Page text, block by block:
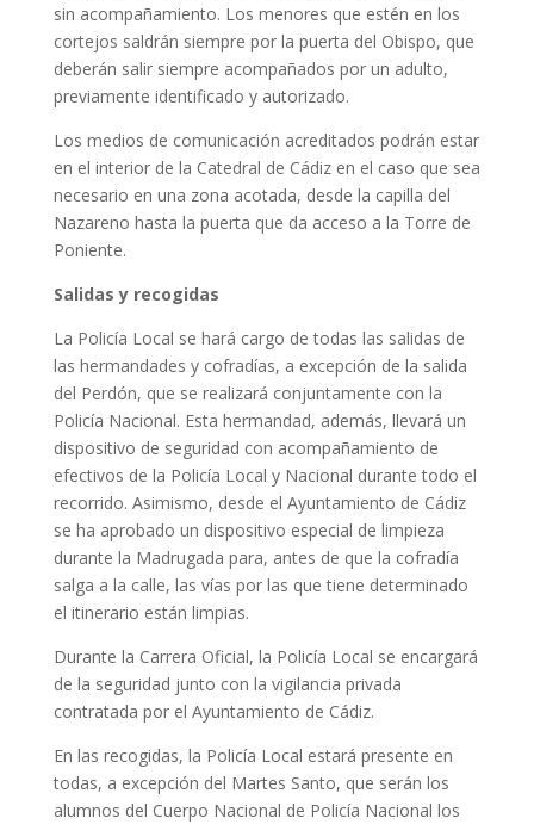
sin acompañamiento. Los menores que estén en los
cortejos saldrán siempre por la puerta del Obispo, que
deberán salir siempre acompañados por un adulto,
previamente identificado y autorizado.
Los medios de comunicación acreditados podrán estar
en el interior de la Catedral de Cádiz en el caso que sea
necesario en una zona acotada, desde la capilla del
Nazareno hasta la puerta que da acceso a la Torre de
Poniente.
Salidas y recogidas
La Policía Local se hará cargo de todas las salidas de
las hermandades y cofradías, a excepción de la salida
del Perdón, que se realizará conjuntamente con la
Policía Nacional. Esta hermandad, además, llevará un
dispositivo de seguridad con acompañamiento de
efectivos de la Policía Local y Nacional durante todo el
recorrido. Asimismo, desde el Ayuntamiento de Cádiz
se ha aprobado un dispositivo especial de limpieza
durante la Madrugada para, antes de que la cofradía
salga a la calle, las vías por las que tiene determinado
el itinerario están limpias.
Durante la Carrera Oficial, la Policía Local se encargará
de la seguridad junto con la vigilancia privada
contratada por el Ayuntamiento de Cádiz.
En las recogidas, la Policía Local estará presente en
todas, a excepción del Martes Santo, que serán los
alumnos del Cuerpo Nacional de Policía Nacional los